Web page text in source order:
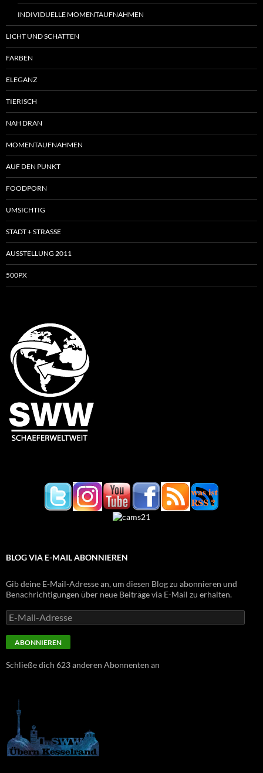
INDIVIDUELLE MOMENTAUFNAHMEN
LICHT UND SCHATTEN
FARBEN
ELEGANZ
TIERISCH
NAH DRAN
MOMENTAUFNAHMEN
AUF DEN PUNKT
FOODPORN
UMSICHTIG
STADT + STRASSE
AUSSTELLUNG 2011
500PX
BLOG VIA E-MAIL ABONNIEREN
Gib deine E-Mail-Adresse an, um diesen Blog zu abonnieren und
Benachrichtigungen über neue Beiträge via E-Mail zu erhalten.
E-
Mail-
Adresse
ABONNIEREN
Schließe dich 623 anderen Abonnenten an